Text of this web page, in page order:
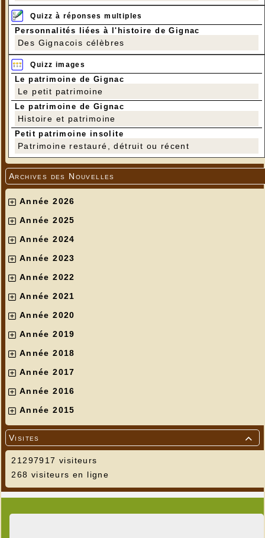
Quizz à réponses multiples
Personnalités liées à l'histoire de Gignac
Des Gignacois célèbres
Quizz images
Le patrimoine de Gignac
Le petit patrimoine
Le patrimoine de Gignac
Histoire et patrimoine
Petit patrimoine insolite
Patrimoine restauré, détruit ou récent
Archives des Nouvelles
Année 2026
Année 2025
Année 2024
Année 2023
Année 2022
Année 2021
Année 2020
Année 2019
Année 2018
Année 2017
Année 2016
Année 2015

Visites
21297917 visiteurs
268 visiteurs en ligne